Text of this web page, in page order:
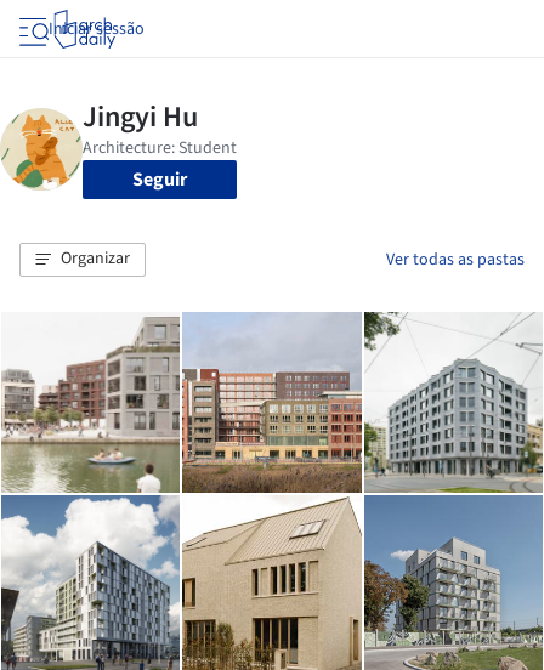
Iniciar sessão
Seguir
Organizar Ver todas as pastas